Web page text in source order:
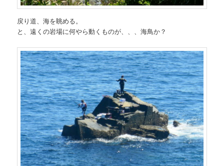
戻り道、海を眺める。
と、遠くの岩場に何やら動くものが、、、海鳥か？